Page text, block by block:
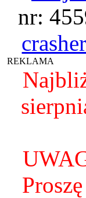
nr:
REKLAMA